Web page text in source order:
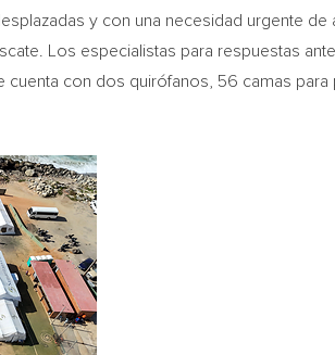
y con una necesidad urgente de
Los especialistas para respuestas
cuenta con dos quirófanos, 56 camas para